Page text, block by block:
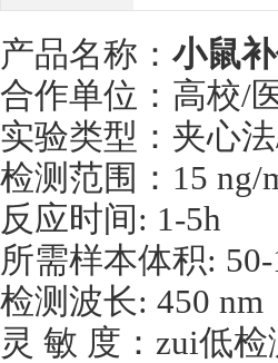
产品名称： 小鼠
合作单位：高校/
实验类型：夹心
检测范围：15 ng/
反应时间: 1-5h
所需样本体积:
检测波长: 450 nm
灵 敏 度：zui低